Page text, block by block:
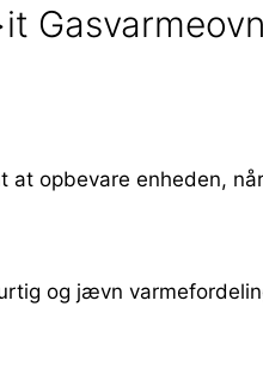
at opbevare enheden,
og jævn